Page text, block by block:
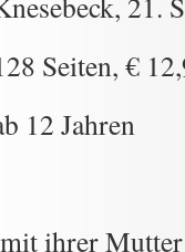
Seiten, €
12 Jahren
ihrer